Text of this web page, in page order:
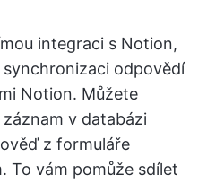
integraci s Notion,
odpovědí
Notion. Můžete
v databázi
z formuláře
To vám pomůže sdílet